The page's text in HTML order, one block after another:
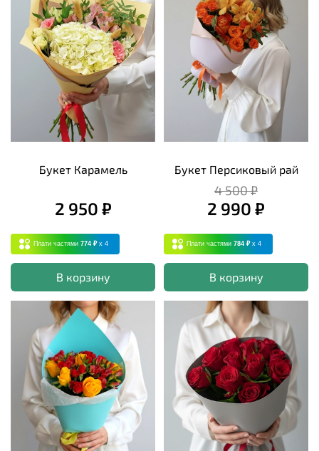
Букет Карамель
2 950 ₽
Плати частями 774 ₽ x 4
В корзину
Букет Персиковый рай
4 500 ₽
2 990 ₽
Плати частями 784 ₽ x 4
В корзину